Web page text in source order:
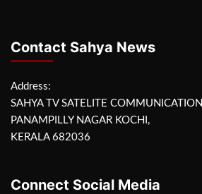
Contact Sahya News
Address:
SAHYA TV SATELITE COMMUNICATION
PANAMPILLY NAGAR KOCHI,
KERALA 682036
Connect Social Media